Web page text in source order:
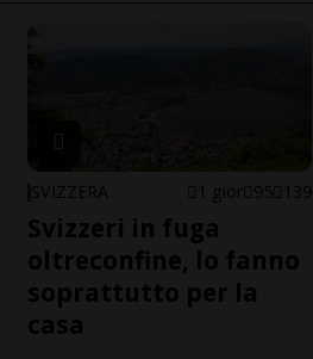
SVIZZERA 1 gior 95 139
Svizzeri in fuga
oltreconfine, lo fanno
soprattutto per la
casa